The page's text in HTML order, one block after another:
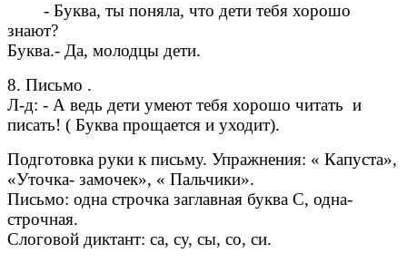
- Буква, ты поняла, что дети тебя хорошо
знают?
Буква.- Да, молодцы дети.
8. Письмо .
Л-д: - А ведь дети умеют тебя хорошо читать и
писать! ( Буква прощается и уходит).
Подготовка руки к письму. Упражнения: « Капуста»,
«Уточка- замочек», « Пальчики».
Письмо: одна строчка заглавная буква С, одна-
строчная.
Слоговой диктант: са, су, сы, со, си.